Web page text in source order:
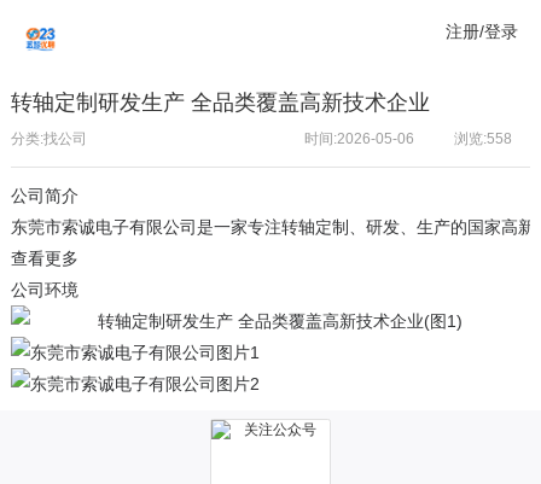
注册/登录
转轴定制研发生产 全品类覆盖高新技术企业
分类:找公司 浏览:558
时间:2026-05-06
公司简介
东莞市索诚电子有限公司是一家专注转轴定制、研发、生产的国家高
查看更多
公司环境